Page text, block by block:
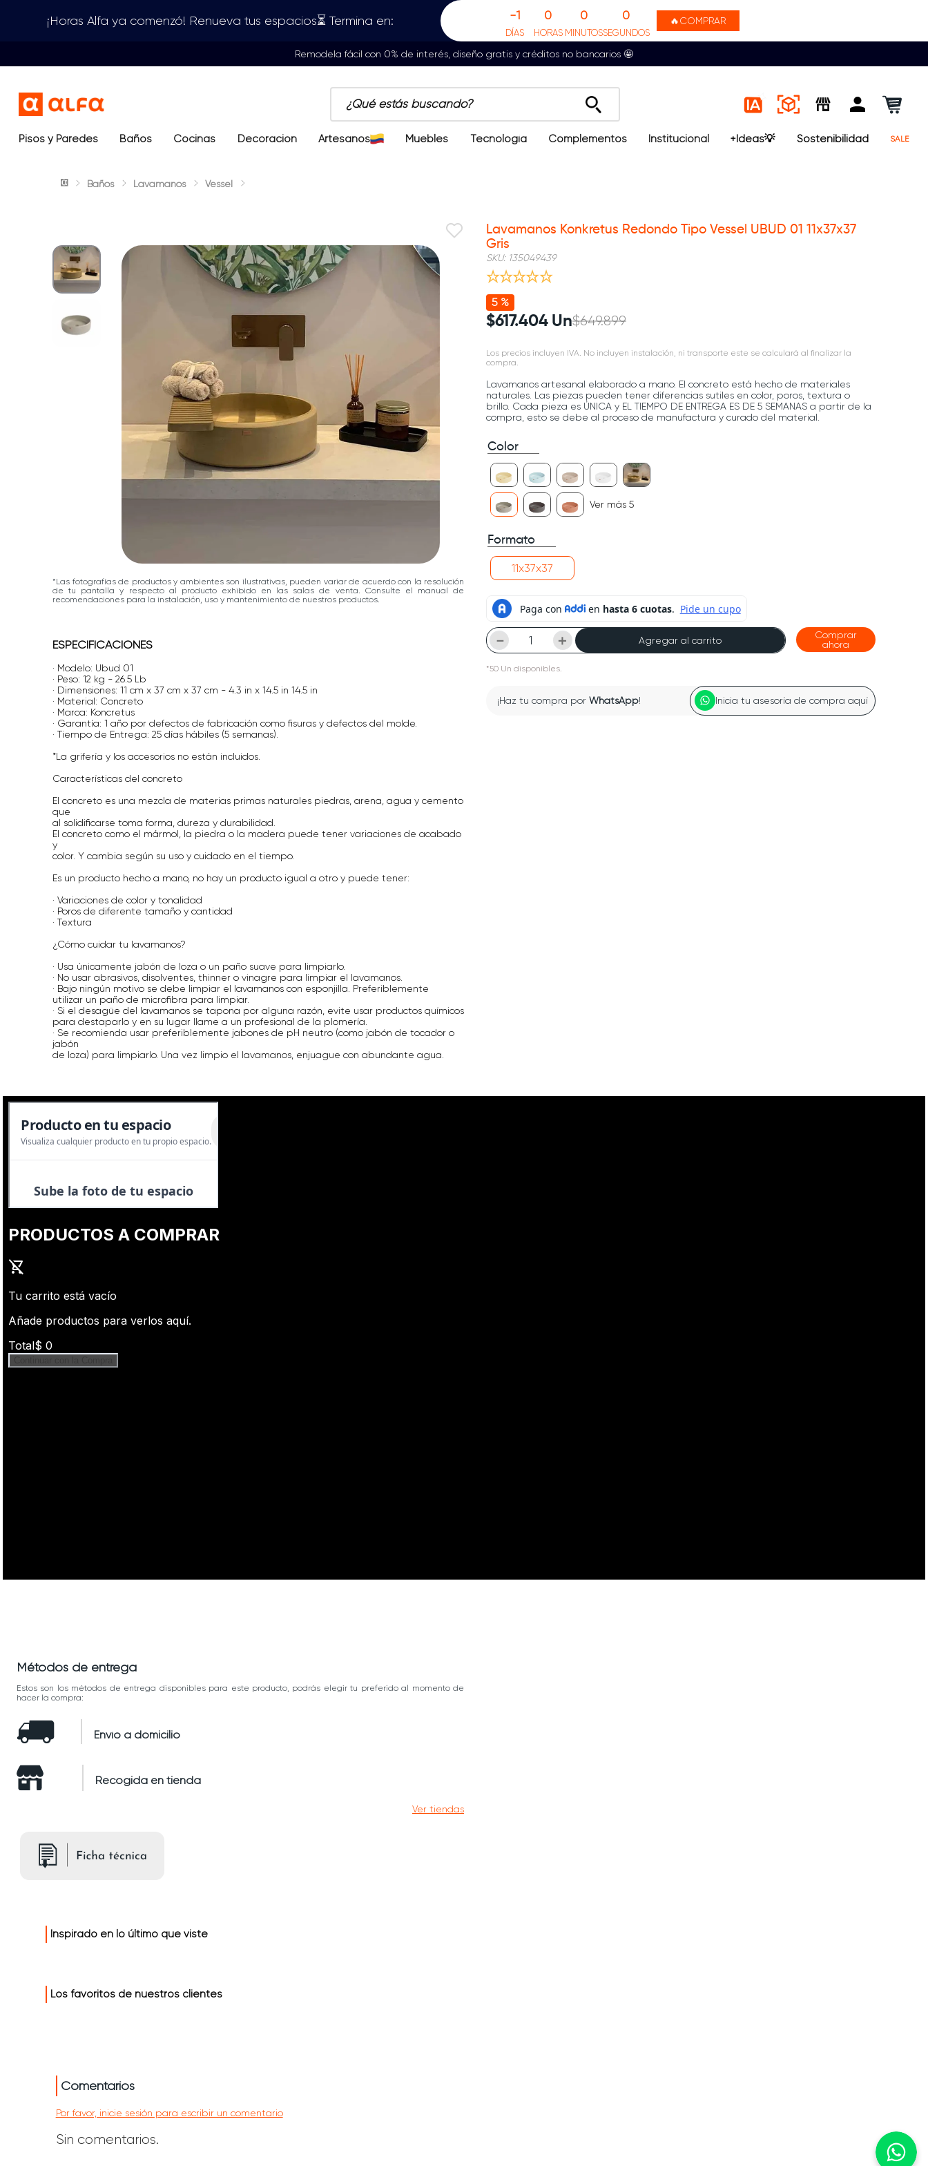
¡Horas Alfa ya comenzó! Renueva tus espacios⏳ Termina en: -1
DÍAS
0
HORAS
0
MINUTOS
0
SEGUNDOS
🔥COMPRAR
Remodela fácil con 0% de interés, diseño gratis y créditos no bancarios 🤩
¿Qué estás buscando?
Términos más buscados
2. sanitario
closet
Pisos y Paredes Baños Cocinas Decoración Artesanos Muebles Tecnología Complementos Institucional +Ideas💡 Sostenibilidad SALE
Baños Lavamanos Vessel
*Las fotografías de productos y ambientes son ilustrativas, pueden variar de acuerdo con la resolución
de tu pantalla y respecto al producto exhibido en las salas de venta. Consulte el manual de
recomendaciones para la instalación, uso y mantenimiento de nuestros productos.
ESPECIFICACIONES
· Modelo: Ubud 01
· Peso: 12 kg - 26.5 Lb
· Dimensiones: 11 cm x 37 cm x 37 cm - 4.3 in x 14.5 in 14.5 in
· Material: Concreto
· Marca: Koncretus
· Garantía: 1 año por defectos de fabricación como fisuras y defectos del molde.
· Tiempo de Entrega: 25 días hábiles (5 semanas).
*La grifería y los accesorios no están incluidos.
Características del concreto
El concreto es una mezcla de materias primas naturales piedras, arena, agua y cemento
que
al solidificarse toma forma, dureza y durabilidad.
El concreto como el mármol, la piedra o la madera puede tener variaciones de acabado
y
color. Y cambia según su uso y cuidado en el tiempo.
Es un producto hecho a mano, no hay un producto igual a otro y puede tener:
· Variaciones de color y tonalidad
· Poros de diferente tamaño y cantidad
· Textura
¿Cómo cuidar tu lavamanos?
· Usa únicamente jabón de loza o un paño suave para limpiarlo.
· No usar abrasivos, disolventes, thinner o vinagre para limpiar el lavamanos.
· Bajo ningún motivo se debe limpiar el lavamanos con esponjilla. Preferiblemente
utilizar un paño de microfibra para limpiar.
· Si el desagüe del lavamanos se tapona por alguna razón, evite usar productos químicos
para destaparlo y en su lugar llame a un profesional de la plomería.
· Se recomienda usar preferiblemente jabones de pH neutro (como jabón de tocador o
jabón
de loza) para limpiarlo. Una vez limpio el lavamanos, enjuague con abundante agua.
Lavamanos Konkretus Redondo Tipo Vessel UBUD 01 11x37x37
Gris
SKU: 135049439
5 %
$617.404 Un$649.899
Los precios incluyen IVA. No incluyen instalación, ni transporte este se calculará al finalizar la
compra.
Lavamanos artesanal elaborado a mano. El concreto está hecho de materiales
naturales. Las piezas pueden tener diferencias sutiles en color, poros, textura o
brillo. Cada pieza es ÚNICA y EL TIEMPO DE ENTREGA ES DE 5 SEMANAS a partir de la
compra, esto se debe al proceso de manufactura y curado del material.
Color
Ver más 5
Formato
11x37x37
＋
－ Agregar al carrito
*50 Un disponibles.
Comprar
ahora
¡Haz tu compra por WhatsApp! Inicia tu asesoría de compra aquí
Métodos de entrega
Estos son los métodos de entrega disponibles para este producto, podrás elegir tu preferido al momento de
hacer la compra:
Envío a domicilio
Recogida en tienda
Ver tiendas
Inspirado en lo último que viste
Los favoritos de nuestros clientes
Comentarios
Por favor, inicie sesión para escribir un comentario
Sin comentarios.